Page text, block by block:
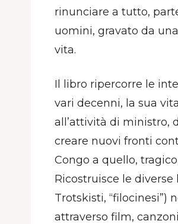
rinunciare a tutto,
uomini, gravato da
vita.
Il libro ripercorre le
vari decenni, la sua
all’attività di ministro,
creare nuovi fronti
Congo a quello,
Ricostruisce le
Trotskisti, “filocinesi”)
attraverso film,